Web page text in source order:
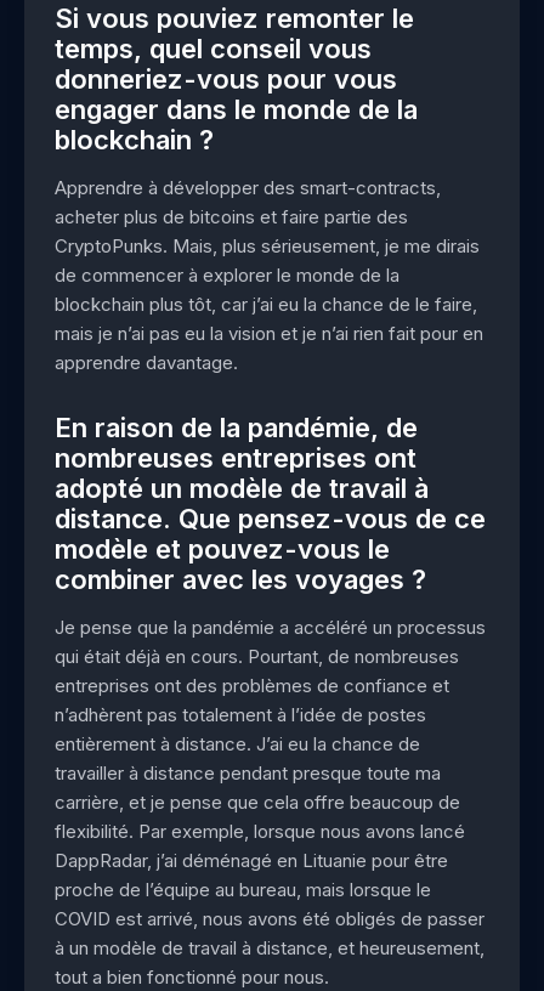
Si vous pouviez remonter le
temps, quel conseil vous
donneriez-vous pour vous
engager dans le monde de la
blockchain ?
Apprendre à développer des smart-contracts,
acheter plus de bitcoins et faire partie des
CryptoPunks. Mais, plus sérieusement, je me dirais
de commencer à explorer le monde de la
blockchain plus tôt, car j’ai eu la chance de le faire,
mais je n’ai pas eu la vision et je n’ai rien fait pour en
apprendre davantage.
En raison de la pandémie, de
nombreuses entreprises ont
adopté un modèle de travail à
distance. Que pensez-vous de ce
modèle et pouvez-vous le
combiner avec les voyages ?
Je pense que la pandémie a accéléré un processus
qui était déjà en cours. Pourtant, de nombreuses
entreprises ont des problèmes de confiance et
n’adhèrent pas totalement à l’idée de postes
entièrement à distance. J’ai eu la chance de
travailler à distance pendant presque toute ma
carrière, et je pense que cela offre beaucoup de
flexibilité. Par exemple, lorsque nous avons lancé
DappRadar, j’ai déménagé en Lituanie pour être
proche de l’équipe au bureau, mais lorsque le
COVID est arrivé, nous avons été obligés de passer
à un modèle de travail à distance, et heureusement,
tout a bien fonctionné pour nous.